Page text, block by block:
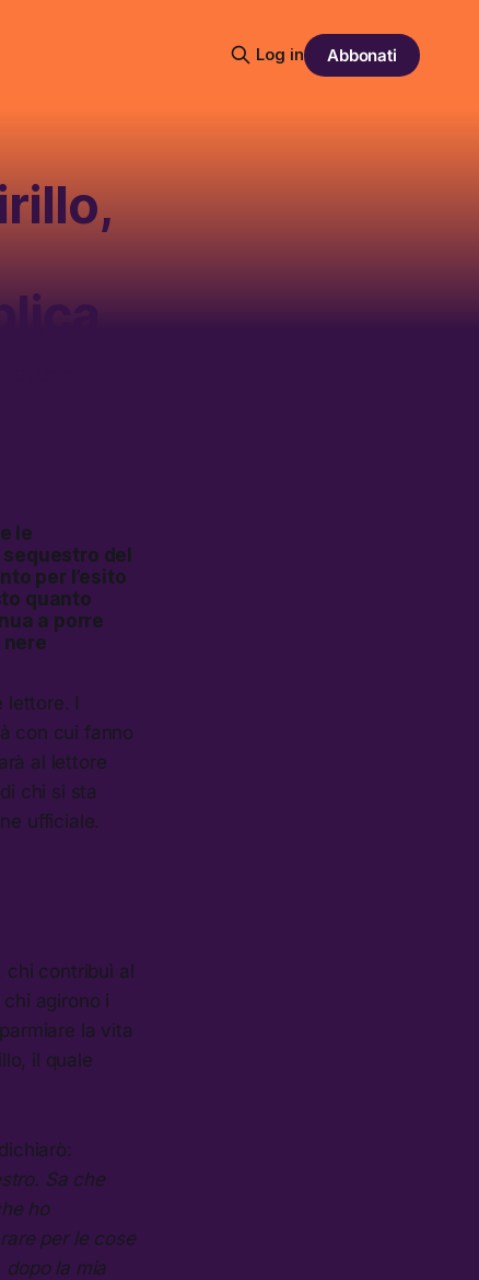
Log in Abbonati
le
del
per l’esito
quanto
a porre
lettore. I
con cui fanno
al lettore
chi si sta
ufficiale.
contribuì al
agirono i
la vita
il quale
Sa che
ho
per le cose
la mia